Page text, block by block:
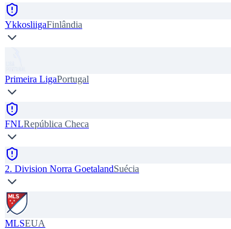
YkkosliigaFinlândia
Primeira LigaPortugal
FNLRepública Checa
2. Division Norra GoetalandSuécia
MLSEUA